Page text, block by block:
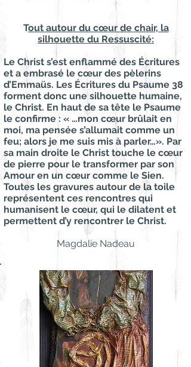
Tout autour du cœur de chair, la
silhouette du Ressuscité:
Le Christ s’est enflammé des Écritures
et a embrasé le cœur des pèlerins
d’Emmaüs. Les Écritures du Psaume 38
forment donc une silhouette humaine,
le Christ. En haut de sa tête le Psaume
le confirme : « …mon cœur brûlait en
moi, ma pensée s’allumait comme un
feu; alors je me suis mis à parler…». Par
sa main droite le Christ touche le cœur
de pierre pour le transformer par son
Amour en un cœur comme le Sien.
Toutes les gravures autour de la toile
représentent ces rencontres qui
humanisent le cœur, qui le dilatent et
permettent d’y rencontrer le Christ.
Magdalie Nadeau